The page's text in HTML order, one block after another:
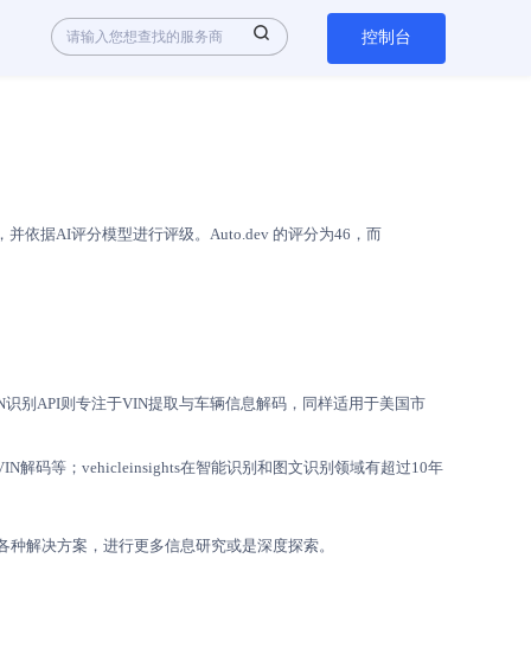
控制台
依据AI评分模型进行评级。Auto.dev 的评分为46，而
别API则专注于VIN提取与车辆信息解码，同样适用于美国市
解码等；vehicleinsights在智能识别和图文识别领域有超过10年
种解决方案，进行更多信息研究或是深度探索。